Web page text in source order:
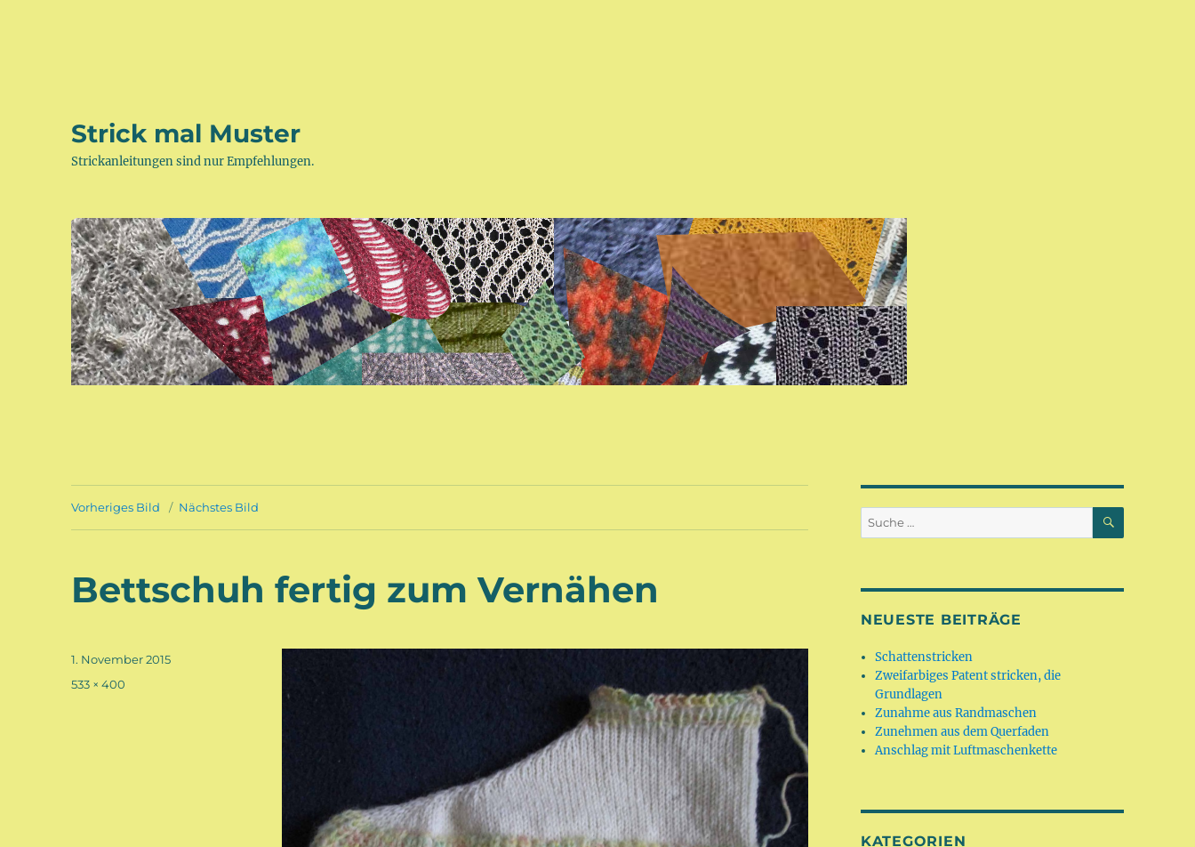
Strick mal Muster
Strickanleitungen sind nur Empfehlungen.
Vorheriges Bild Nächstes Bild
Bettschuh fertig zum Vernähen
Veröffentlicht
1. November 2015
Volle
533 × 400
Suche
nach:
SUCHEN
NEUESTE BEITRÄGE
Schattenstricken
Zweifarbiges Patent stricken, die
Grundlagen
Zunahme aus Randmaschen
Zunehmen aus dem Querfaden
Anschlag mit Luftmaschenkette
KATEGORIEN